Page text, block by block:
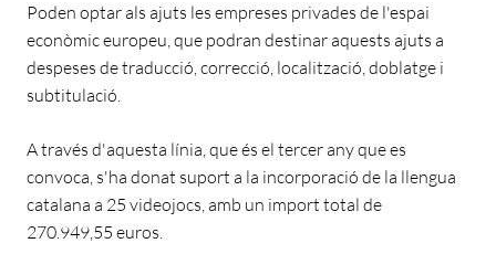
Poden optar als ajuts les empreses privades de l'espai
econòmic europeu, que podran destinar aquests ajuts a
despeses de traducció, correcció, localització, doblatge i
subtitulació.
A través d'aquesta línia, que és el tercer any que es
convoca, s'ha donat suport a la incorporació de la llengua
catalana a 25 videojocs, amb un import total de
270.949,55 euros.